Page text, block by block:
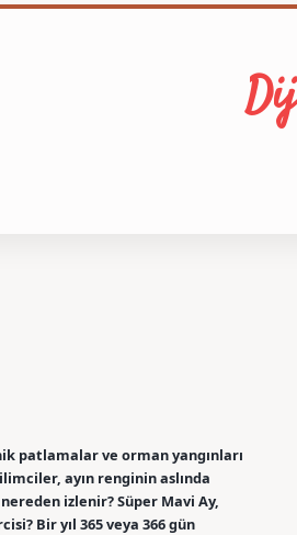
patlamalar ve orman yangınları
ayın renginin aslında
izlenir? Süper Mavi Ay,
Bir yıl 365 veya 366 gün